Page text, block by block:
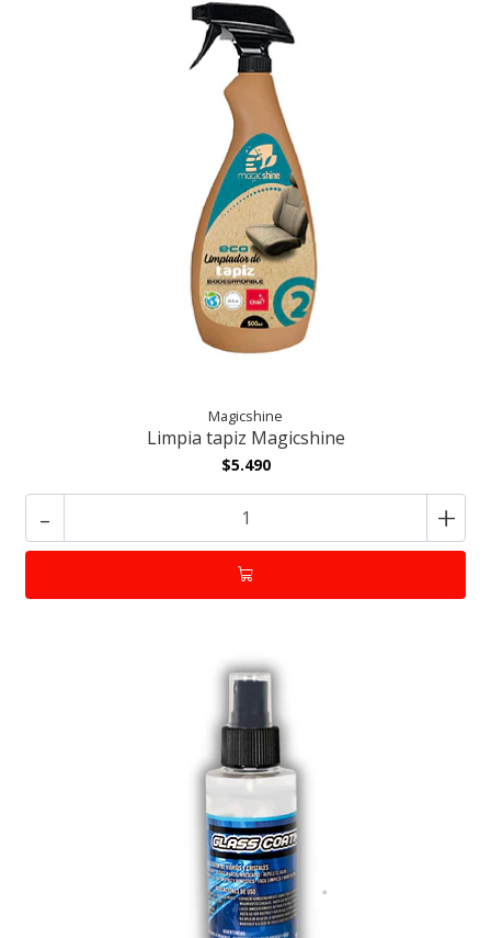
Magicshine
Limpia tapiz Magicshine
$5.490
- +